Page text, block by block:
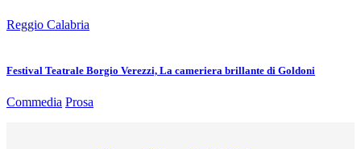
Reggio Calabria
Festival Teatrale Borgio Verezzi, La cameriera brillante di Goldoni
Commedia Prosa